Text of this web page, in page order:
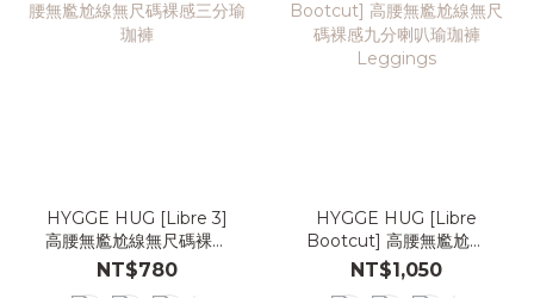
HYGGE HUG [Libre 3]
高腰無尷尬線無尺碼裸感
三分瑜珈褲
NT$780
HYGGE HUG [Libre
Bootcut] 高腰無尷尬線
無尺碼裸感九分喇叭瑜珈
褲Leggings
NT$1,050